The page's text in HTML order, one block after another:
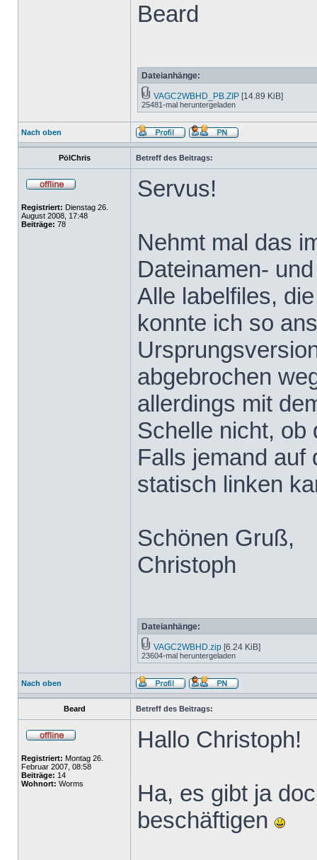
Beard
Dateianhänge:
VAGC2WBHD_PB.ZIP [14.89 KiB]
25481-mal heruntergeladen
Nach oben
PölChris Betreff des Beitrags:
Registriert: Dienstag 26.
August 2008, 17:48
Beiträge: 78
Servus!
Nehmt mal das
Dateinamen-
Alle labelfiles,
konnte ich so
abgebrochen
allerdings mit
Schelle nicht, ob
Falls jemand auf
statisch linken
Schönen Gruß,
Christoph
Dateianhänge:
VAGC2WBHD.zip [6.24 KiB]
23604-mal heruntergeladen
Nach oben
Beard Betreff des Beitrags:
Registriert: Montag 26.
Februar 2007, 08:58
Beiträge: 14
Wohnort: Worms
Hallo Christoph!
Ha, es gibt ja
beschäftigen